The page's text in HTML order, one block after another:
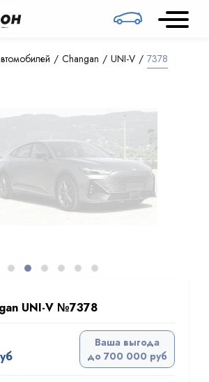
Changan UNI-V 7378
UNI-V №7378
Ваша выгода
до 700 000 руб